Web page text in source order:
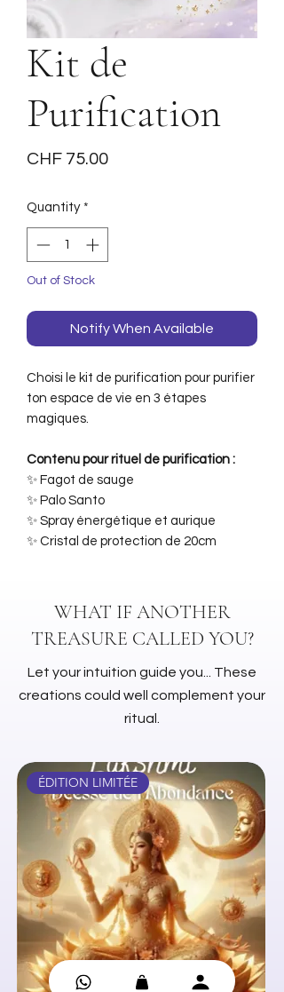
Kit de
Purification
CHF 75.00Price
Quantity *
Out of Stock
Notify When Available
Choisi le kit de purification pour purifier
ton espace de vie en 3 étapes
magiques.
Contenu pour rituel de purification :
✨ Fagot de sauge
✨ Palo Santo
✨ Spray énergétique et aurique
✨ Cristal de protection de 20cm
WHAT IF ANOTHER
TREASURE CALLED YOU?
Let your intuition guide you... These
creations could well complement your
ritual.
ÉDITION LIMITÉE